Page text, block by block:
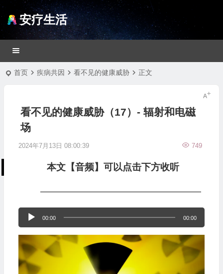
安疗生活
首页 疾病共因 看不见的健康威胁 正文
看不见的健康威胁（17）- 辐射和电磁
场
2024年7月13日 08:00:39 749
本文【音频】可以点击下方收听
—————————————————
频
播
放
00:00 00:00